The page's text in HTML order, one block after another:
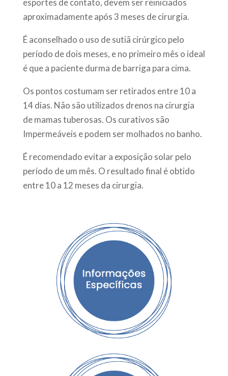
esportes de contato, devem ser reiniciados
aproximadamente após 3 meses de cirurgia.
É aconselhado o uso de sutiã cirúrgico pelo
período de dois meses, e no primeiro mês o ideal
é que a paciente durma de barriga para cima.
Os pontos costumam ser retirados entre 10 a
14 dias. Não são utilizados drenos na cirurgia
de mamas tuberosas. Os curativos são
Impermeáveis e podem ser molhados no banho.
É recomendado evitar a exposição solar pelo
período de um mês. O resultado final é obtido
entre 10 a 12 meses da cirurgia.